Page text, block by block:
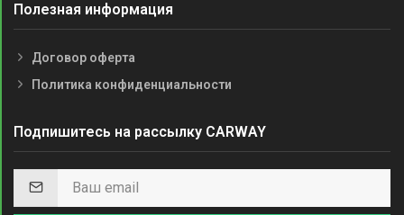
Полезная информация
Договор оферта
Политика конфиденциальности
Подпишитесь на рассылку CARWAY